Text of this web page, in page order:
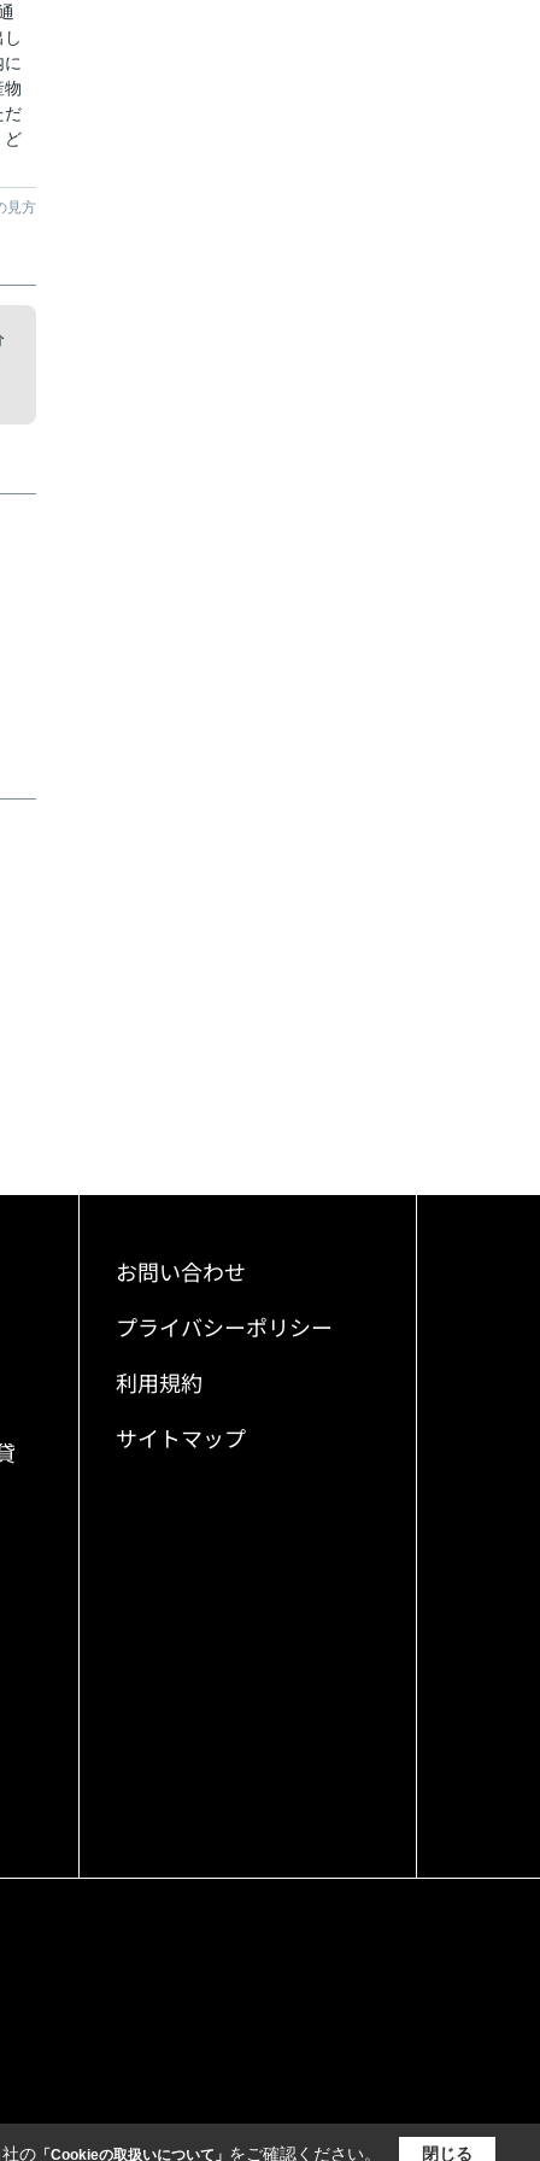
物
だ
ど
見方
お問い合わせ
プライバシーポリシー
利用規約
サイトマップ
の「Cookieの取扱いについて」 をご確認ください。 閉じる